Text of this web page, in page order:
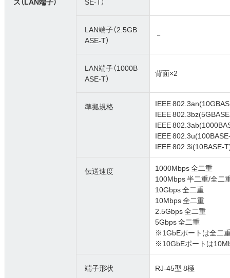
LAN端子（2.5GB
ASE-T）
－
LAN端子（1000B
ASE-T）
背面×2
準拠規格
IEEE
IEEE
IEEE
IEEE
IEEE 802.3i(10BASE-
伝送速度
1000Mbps 全二重
100Mbps 半二重/全二
10Gbps 全二重
10Mbps 全二重
2.5Gbps 全二重
5Gbps 全二重
※1GbEポートは全二
※10GbEポートは
端子形状 RJ-45型 8極